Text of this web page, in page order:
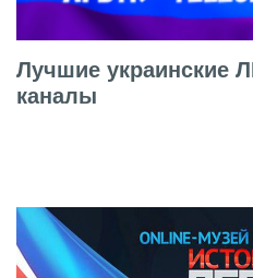
Лучшие украинские
каналы